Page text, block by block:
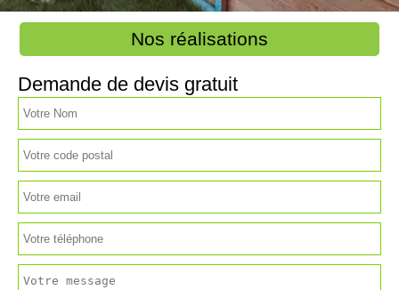
Nos réalisations
Demande de devis gratuit